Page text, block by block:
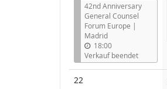
42nd Anniversary
General Counsel
Forum Europe |
Madrid
18:00
Verkauf beendet
22